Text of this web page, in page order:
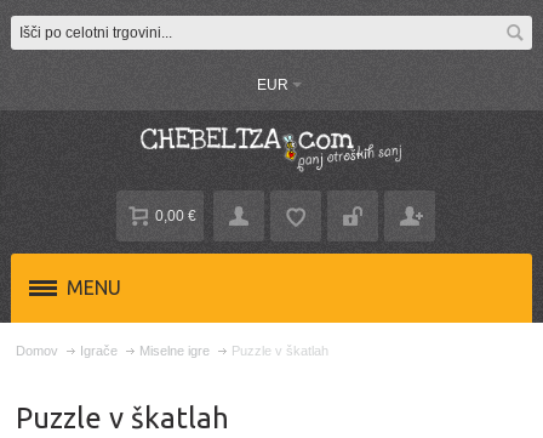
EUR
0,00 €
MENU
Domov Igrače Miselne igre Puzzle v škatlah
Puzzle v škatlah